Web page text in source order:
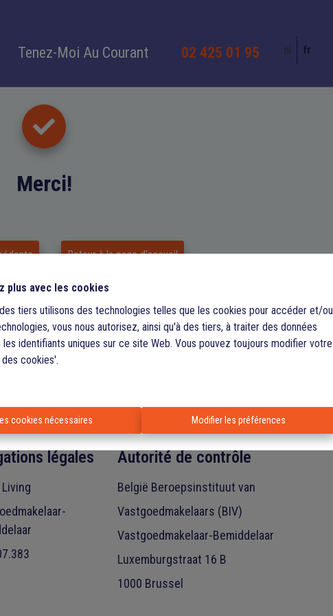
plus avec les cookies
tiers utilisons des technologies telles que les cookies pour accéder et/ou
vous nous autorisez, ainsi qu'à des tiers, à traiter des données
identifiants uniques sur ce site Web. Vous pouvez toujours modifier votre
cookies'.
Les cookies nécessaires Modifier les préférences
Tenez-Moi Au Courant 02 425 01 95 nl fr
Merci!
Retour à la page d'accueil
légales Autorité de contrôle
België Beroepsinstituut van
Vastgoedmakelaars (BIV)
Vastgoedmakelaar-Bemiddelaar
Luxemburgstraat 16 B
1000 Brussel